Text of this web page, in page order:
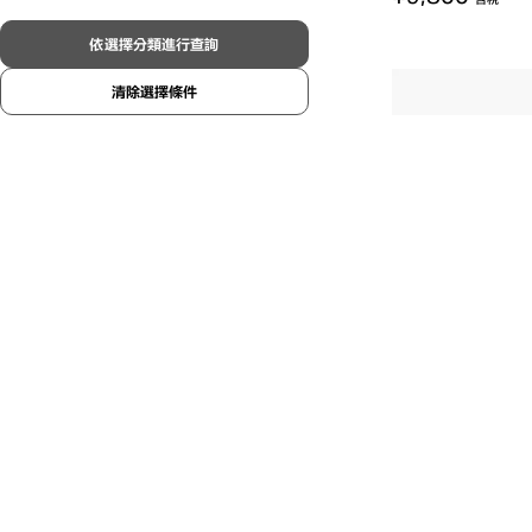
依選擇分類進行查詢
清除選擇條件